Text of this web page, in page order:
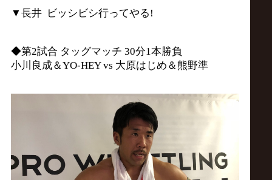
▼長井 ビッシビシ行ってやる!
◆第2試合 タッグマッチ 30分1本勝負
小川良成＆YO-HEY vs 大原はじめ＆熊野準